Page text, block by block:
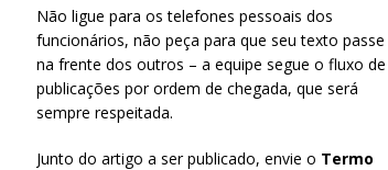
Não ligue para os telefones pessoais dos
funcionários, não peça para que seu texto passe
na frente dos outros – a equipe segue o fluxo de
publicações por ordem de chegada, que será
sempre respeitada.
Junto do artigo a ser publicado, envie o Termo